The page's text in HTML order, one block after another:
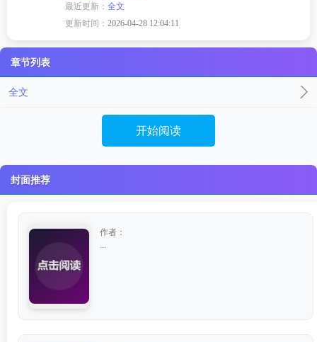
最近更新：全文
更新时间：2026-04-28 12:04:11
章节列表
全文
开始阅读
封面推荐
作者：